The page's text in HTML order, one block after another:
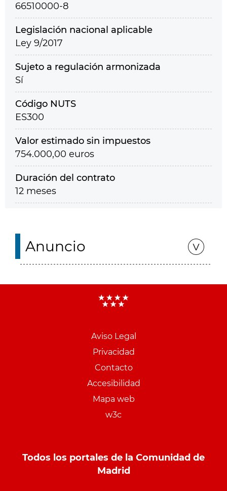
66510000-8
Legislación nacional aplicable
Ley 9/2017
Sujeto a regulación armonizada
Sí
Código NUTS
ES300
Valor estimado sin impuestos
754.000,00 euros
Duración del contrato
12 meses
Anuncio
Aviso Legal
Privacidad
Contacto
Accesibilidad
Mapa web
w3c
Todos los portales de la Comunidad de
Madrid